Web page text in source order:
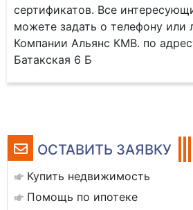
ОСТАВИТЬ ЗАЯВКУ
Купить недвижимость
Помощь по ипотеке
сертификатов. Все
можете задать о телефону или
Компании Альянс КМВ. по
Батакская 6 Б